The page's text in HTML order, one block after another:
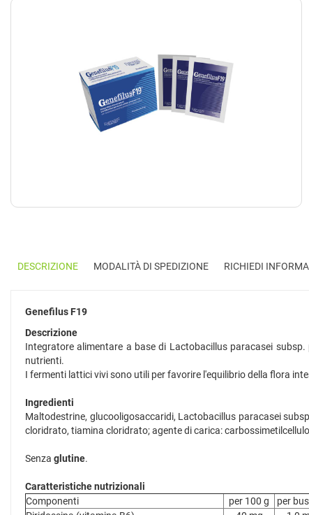
DESCRIZIONE MODALITÀ DI SPEDIZIONE RICHIEDI
Genefilus F19
Descrizione
Integratore alimentare a base di Lactobacillus paracasei
nutrienti.
I fermenti lattici vivi sono utili per favorire l'equilibrio della flora
Ingredienti
Maltodestrine, glucooligosaccaridi, Lactobacillus paracasei
cloridrato, tiamina cloridrato; agente di carica:
Senza glutine.
Caratteristiche nutrizionali
Componenti
per 100 g per